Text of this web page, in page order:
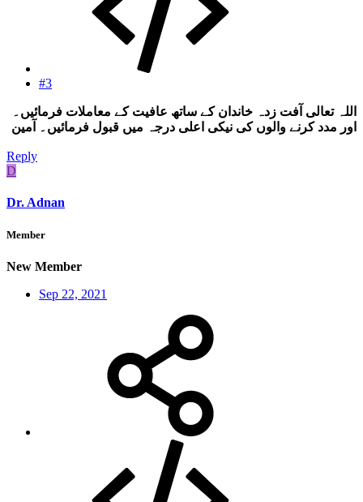
#3
اللہ تعالی آفت زدہ خاندان کے ساتھ عافیت کے معاملات فرمائیں۔
اور مدد کرنے والوں کی نیکی اعلی درجہ میں قبول فرمائیں۔ آمین
Reply
D
Dr. Adnan
Member
New Member
Sep 22, 2021